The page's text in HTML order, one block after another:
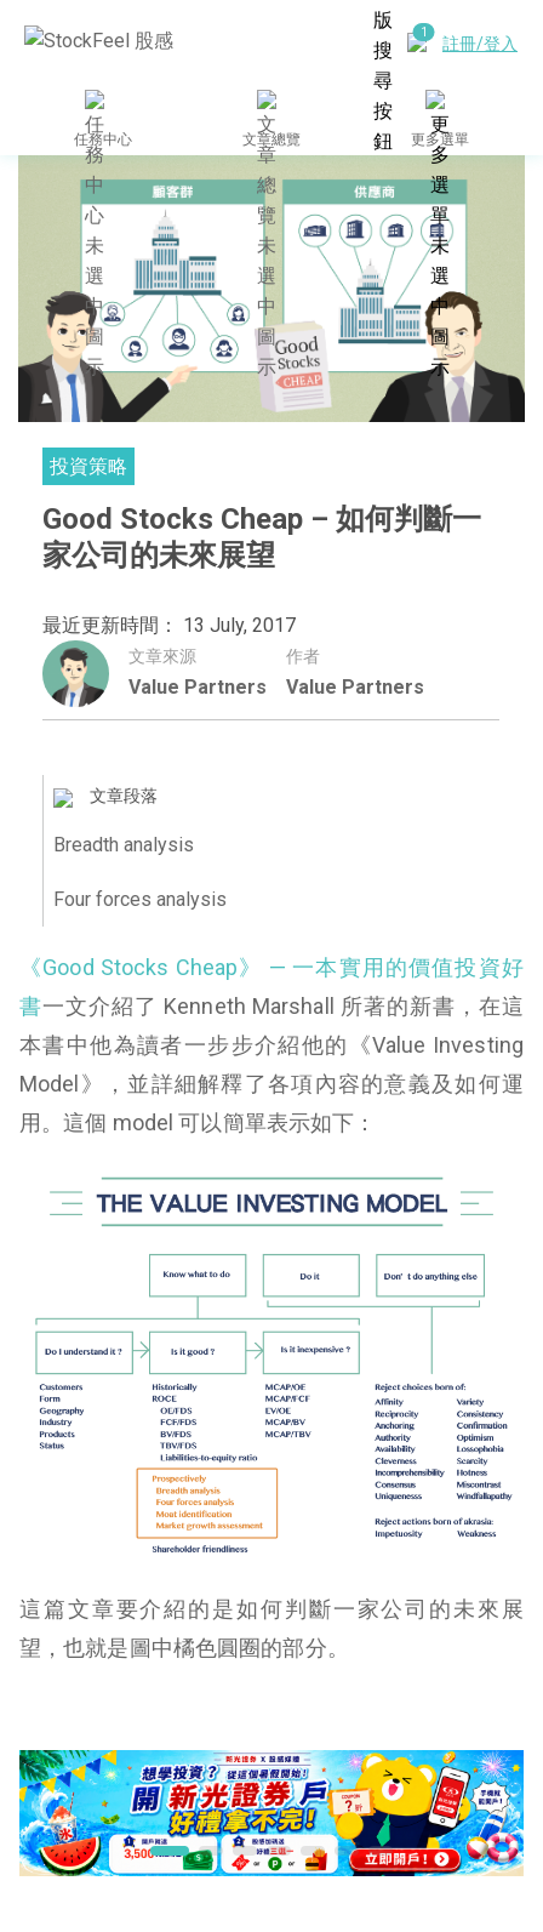
註冊/登入
任務中心 文章總覽 更多選單
投資策略
Good Stocks Cheap – 如何判斷一
家公司的未來展望
最近更新時間： 13 July, 2017
文章來源
Value Partners
作者
Value Partners
文章段落
Breadth analysis
Four forces analysis
《Good Stocks Cheap》 — 一本實用的價值投資好
書一文介紹了 Kenneth Marshall 所著的新書，在這
本書中他為讀者一步步介紹他的《Value Investing
Model》，並詳細解釋了各項內容的意義及如何運
用。這個 model 可以簡單表示如下：
這篇文章要介紹的是如何判斷一家公司的未來展
望，也就是圖中橘色圓圈的部分。